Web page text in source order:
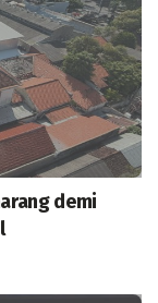
demi